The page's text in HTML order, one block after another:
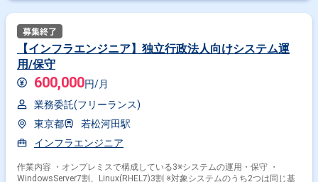
【インフラエンジニア】独立行政法人向けシステム運
用/保守
600,000円/月
業務委託(フリーランス)
東京都
若松河田駅
インフラエンジニア
作業内容 ・オンプレミスで構成している3※システムの運用・保守 ・
WindowsServer7割、Linux(RHEL7)3割 ※対象システムのうち2つは同じ基